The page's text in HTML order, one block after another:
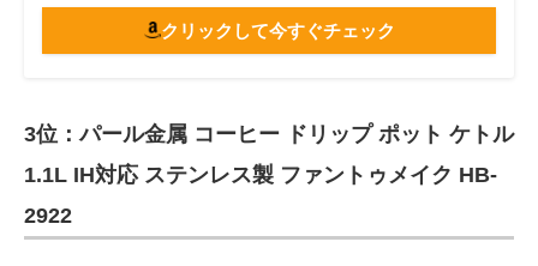
クリックして今すぐチェック
3位：パール金属 コーヒー ドリップ ポット ケトル
1.1L IH対応 ステンレス製 ファントゥメイク HB-
2922